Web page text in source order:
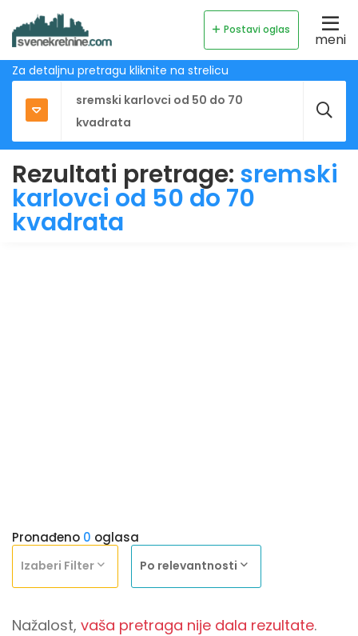
Postavi oglas
meni
Za detaljnu pretragu kliknite na strelicu
Rezultati pretrage: sremski
karlovci od 50 do 70
kvadrata
Pronađeno 0 oglasa
Izaberi Filter Po relevantnosti
Nažalost, vaša pretraga nije dala rezultate.